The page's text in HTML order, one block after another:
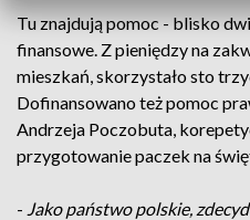
Tu znajdują pomoc - blisko
finansowe. Z pieniędzy na
mieszkań, skorzystało sto
Dofinansowano też pomoc
Andrzeja Poczobuta,
przygotowanie paczek na
- Jako państwo polskie,